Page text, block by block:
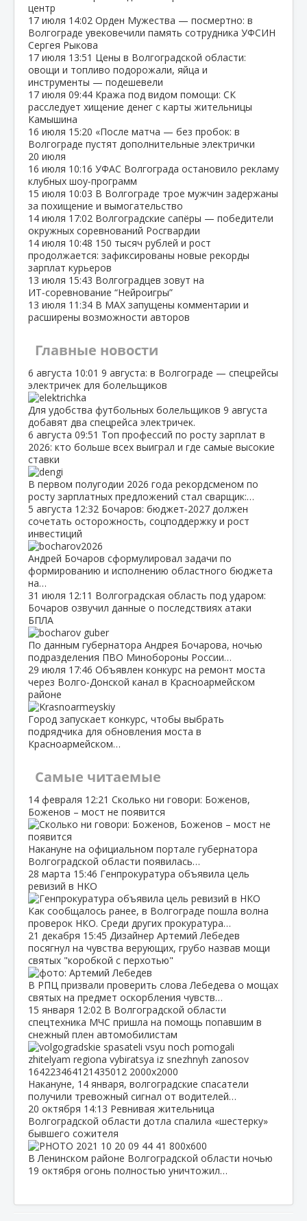
центр
17 июля 14:02 Орден Мужества — посмертно: в
Волгограде увековечили память сотрудника УФСИН
Сергея Рыкова
17 июля 13:51 Цены в Волгоградской области:
овощи и топливо подорожали, яйца и
инструменты — подешевели
17 июля 09:44 Кража под видом помощи: СК
расследует хищение денег с карты жительницы
Камышина
16 июля 15:20 «После матча — без пробок: в
Волгограде пустят дополнительные электрички
20 июля
16 июля 10:16 УФАС Волгограда остановило рекламу
клубных шоу‑программ
15 июля 10:03 В Волгограде трое мужчин задержаны
за похищение и вымогательство
14 июля 17:02 Волгоградские сапёры — победители
окружных соревнований Росгвардии
14 июля 10:48 150 тысяч рублей и рост
продолжается: зафиксированы новые рекорды
зарплат курьеров
13 июля 15:43 Волгоградцев зовут на
ИТ‑соревнование “Нейроигры”
13 июля 11:34 В МАХ запущены комментарии и
расширены возможности авторов
Главные новости
6 августа 10:01 9 августа: в Волгограде — спецрейсы
электричек для болельщиков
Для удобства футбольных болельщиков 9 августа
добавят два спецрейса электричек.
6 августа 09:51 Топ профессий по росту зарплат в
2026: кто больше всех выиграл и где самые высокие
ставки
В первом полугодии 2026 года рекордсменом по
росту зарплатных предложений стал сварщик:…
5 августа 12:32 Бочаров: бюджет‑2027 должен
сочетать осторожность, соцподдержку и рост
инвестиций
Андрей Бочаров сформулировал задачи по
формированию и исполнению областного бюджета
на…
31 июля 12:11 Волгоградская область под ударом:
Бочаров озвучил данные о последствиях атаки
БПЛА
По данным губернатора Андрея Бочарова, ночью
подразделения ПВО Минобороны России…
29 июля 17:46 Объявлен конкурс на ремонт моста
через Волго‑Донской канал в Красноармейском
районе
Город запускает конкурс, чтобы выбрать
подрядчика для обновления моста в
Красноармейском…
Самые читаемые
14 февраля 12:21 Сколько ни говори: Боженов,
Боженов – мост не появится
Накануне на официальном портале губернатора
Волгоградской области появилась…
28 марта 15:46 Генпрокуратура объявила цель
ревизий в НКО
Как сообщалось ранее, в Волгограде пошла волна
проверок НКО. Среди других прокуратура…
21 декабря 15:45 Дизайнер Артемий Лебедев
посягнул на чувства верующих, грубо назвав мощи
святых "коробкой с перхотью"
В РПЦ призвали проверить слова Лебедева о мощах
святых на предмет оскорбления чувств…
15 января 12:02 В Волгоградской области
спецтехника МЧС пришла на помощь попавшим в
снежный плен автомобилистам
Накануне, 14 января, волгоградские спасатели
получили тревожный сигнал от водителей…
20 октября 14:13 Ревнивая жительница
Волгоградской области дотла спалила «шестерку»
бывшего сожителя
В Ленинском районе Волгоградской области ночью
19 октября огонь полностью уничтожил…